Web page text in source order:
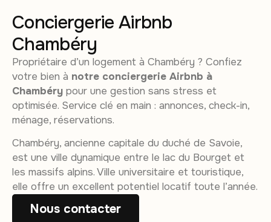
Conciergerie Airbnb
Chambéry
Propriétaire d’un logement à Chambéry ? Confiez
votre bien à notre conciergerie Airbnb à
Chambéry pour une gestion sans stress et
optimisée. Service clé en main : annonces, check-in,
ménage, réservations.
Chambéry, ancienne capitale du duché de Savoie,
est une ville dynamique entre le lac du Bourget et
les massifs alpins. Ville universitaire et touristique,
elle offre un excellent potentiel locatif toute l’année.
Nous contacter